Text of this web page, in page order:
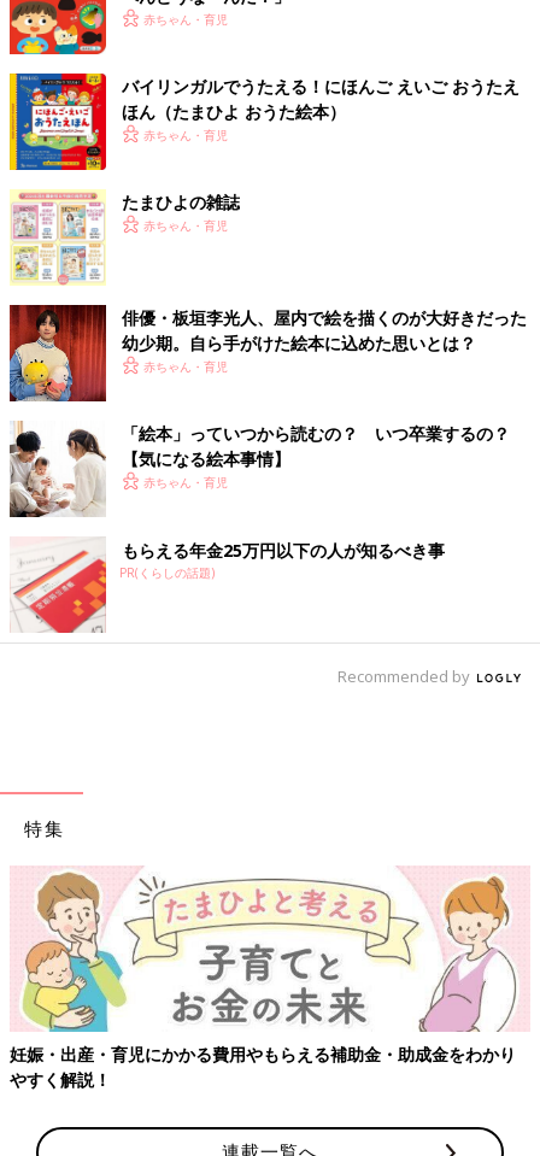
赤ちゃん・育児
バイリンガルでうたえる！にほんご えいご おうたえ
ほん（たまひよ おうた絵本）
赤ちゃん・育児
たまひよの雑誌
赤ちゃん・育児
俳優・板垣李光人、屋内で絵を描くのが大好きだった
幼少期。自ら手がけた絵本に込めた思いとは？
赤ちゃん・育児
「絵本」っていつから読むの？ いつ卒業するの？
【気になる絵本事情】
赤ちゃん・育児
もらえる年金25万円以下の人が知るべき事
PR(くらしの話題)
Recommended by
特集
妊娠・出産・育児にかかる費用やもらえる補助金・助成金をわかり
やすく解説！
連載一覧へ